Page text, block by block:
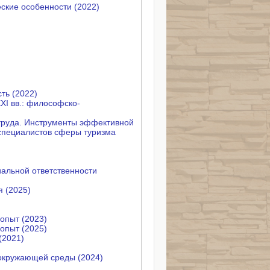
особенности (2022)
(2022)
вв.: философско-
Инструменты эффективной
сферы туризма
ответственности
(2025)
(2023)
(2025)
среды (2024)